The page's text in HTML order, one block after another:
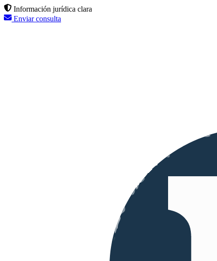
Información jurídica clara
Enviar consulta